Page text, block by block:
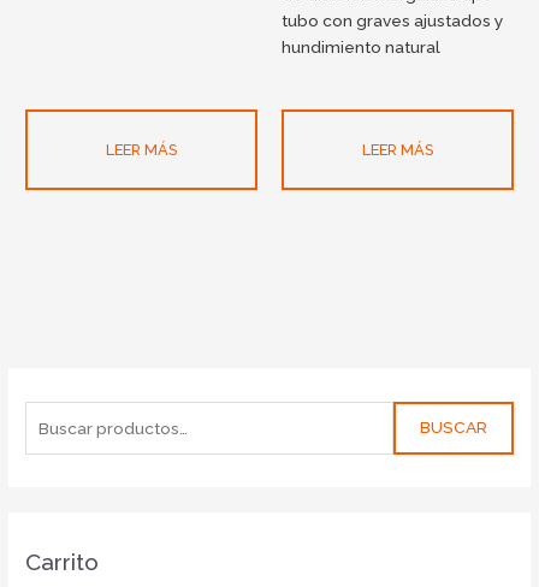
BUSCAR
Carrito
LEER MÁS
tubo con graves ajustados y
hundimiento natural
LEER MÁS